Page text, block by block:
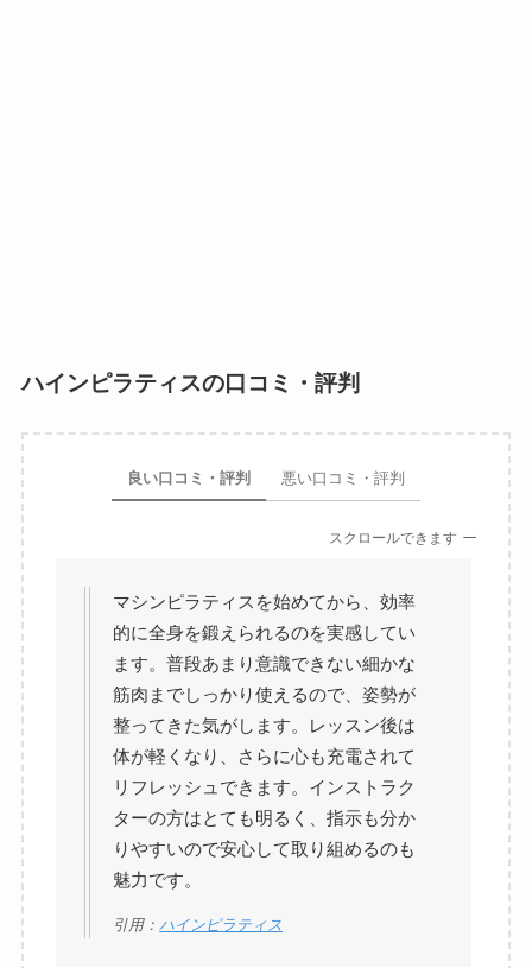
ハインピラティスの口コミ・評判
良い口コミ・評判 悪い口コミ・評判
スクロールできます
マシンピラティスを始めてから、効率
的に全身を鍛えられるのを実感してい
ます。普段あまり意識できない細かな
筋肉までしっかり使えるので、姿勢が
整ってきた気がします。レッスン後は
体が軽くなり、さらに心も充電されて
リフレッシュできます。インストラク
ターの方はとても明るく、指示も分か
りやすいので安心して取り組めるのも
魅力です。
引用： ハインピラティス